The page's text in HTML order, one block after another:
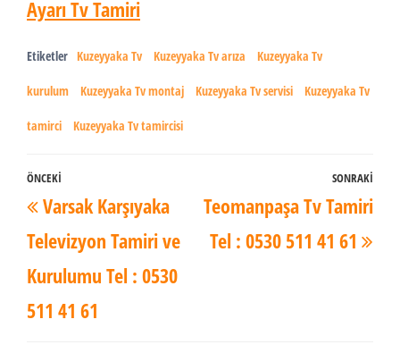
Ayarı Tv Tamiri
Etiketler Kuzeyyaka Tv Kuzeyyaka Tv arıza Kuzeyyaka Tv
kurulum Kuzeyyaka Tv montaj Kuzeyyaka Tv servisi Kuzeyyaka Tv
tamirci Kuzeyyaka Tv tamircisi
Yazı
dolaşımı
Önceki
Yazı
ÖNCEKI
Varsak Karşıyaka
Televizyon Tamiri ve
Kurulumu Tel : 0530
511 41 61
Yazı
SONRAKI
Teomanpaşa Tv Tamiri
Tel : 0530 511 41 61